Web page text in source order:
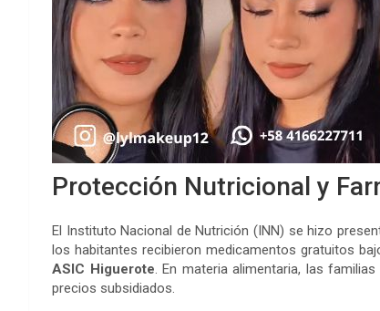
Protección Nutricional y
El Instituto Nacional de Nutrición (INN) se hizo
los habitantes recibieron medicamentos gratuitos
ASIC Higuerote. En materia alimentaria, las
precios subsidiados.